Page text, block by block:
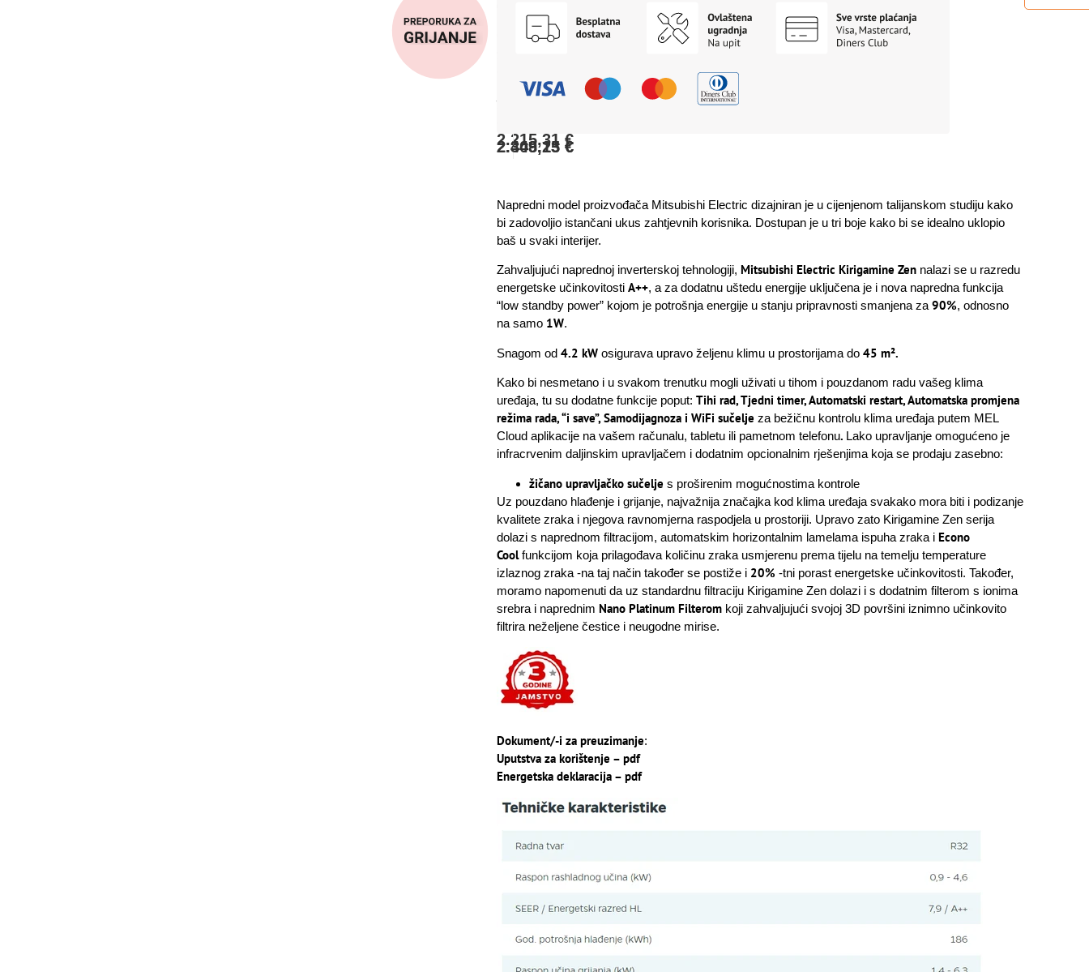
kW,
MSZ-
EF42VG
bankarstvom:
Cijena
jednokratno
2.215,31 €
prilikom
2.348,23 €
plaćanje
karticama
24
2.409,15 €
Napredni model proizvođača Mitsubishi Electric dizajniran je u cijenjenom talijanskom studiju kako
bi zadovoljio istančani ukus zahtjevnih korisnika. Dostupan je u tri boje kako bi se idealno uklopio
baš u svaki interijer.
Zahvaljujući naprednoj inverterskoj tehnologiji, Mitsubishi Electric Kirigamine Zennalazi se u razredu
energetske učinkovitosti A++, a za dodatnu uštedu energije uključena je i nova napredna funkcija
“low standby power” kojom je potrošnja energije u stanju pripravnosti smanjena za 90%, odnosno
na samo 1W.
Snagom od 4.2 kWosigurava upravo željenu klimu u prostorijama do 45 m².
Kako bi nesmetano i u svakom trenutku mogli uživati u tihom i pouzdanom radu vašeg klima
uređaja, tu su dodatne funkcije poput: Tihi rad, Tjedni timer, Automatski restart, Automatska promjena
režima rada, “i save”, Samodijagnoza i WiFi sučelje za bežičnu kontrolu klima uređaja putem MEL
Cloud aplikacije na vašem računalu, tabletu ili pametnom telefonu. Lako upravljanje omogućeno je
infracrvenim daljinskim upravljačem i dodatnim opcionalnim rješenjima koja se prodaju zasebno:
žičano upravljačko sučelje s proširenim mogućnostima kontrole
Uz pouzdano hlađenje i grijanje, najvažnija značajka kod klima uređaja svakako mora biti i podizanje
kvalitete zraka i njegova ravnomjerna raspodjela u prostoriji. Upravo zato Kirigamine Zen serija
dolazi s naprednom filtracijom, automatskim horizontalnim lamelama ispuha zraka i Econo
Coolfunkcijom koja prilagođava količinu zraka usmjerenu prema tijelu na temelju temperature
izlaznog zraka -na taj način također se postiže i 20% -tni porast energetske učinkovitosti. Također,
moramo napomenuti da uz standardnu filtraciju Kirigamine Zen dolazi i s dodatnim filterom s ionima
srebra i naprednim Nano Platinum Filterom koji zahvaljujući svojoj 3D površini iznimno učinkovito
filtrira neželjene čestice i neugodne mirise.
Dokument/-i za preuzimanje:
Uputstva za korištenje – pdf
Energetska deklaracija – pdf